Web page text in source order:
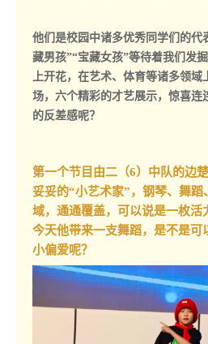
他们是校园中诸多优秀同学们的代
藏男孩”“宝藏女孩”等待着我们发
上开花，在艺术、体育等诸多领
场，六个精彩的才艺展示，惊喜连
的反差感呢？
第一个节目由二（6）中队的边
妥妥的“小艺术家”，钢琴、舞蹈
域，通通覆盖，可以说是一枚活
今天他带来一支舞蹈，是不是可
小偏爱呢？